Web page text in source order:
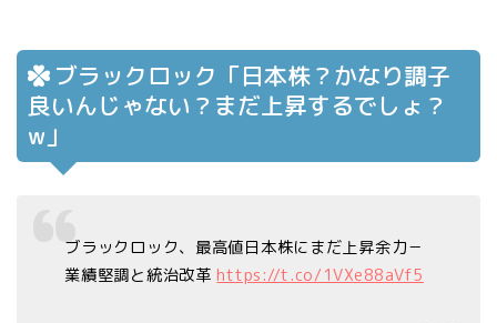
ブラックロック「日本株？かなり調子
良いんじゃない？まだ上昇するでしょ？
w」
ブラックロック、最高値日本株にまだ上昇余力－
業績堅調と統治改革 https://t.co/1VXe88aVf5